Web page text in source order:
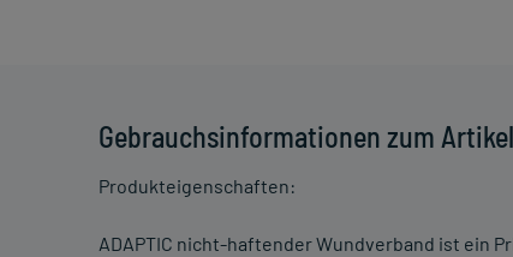
Gebrauchsinformationen zum
Produkteigenschaften:
ADAPTIC nicht-haftender Wundverband ist ein